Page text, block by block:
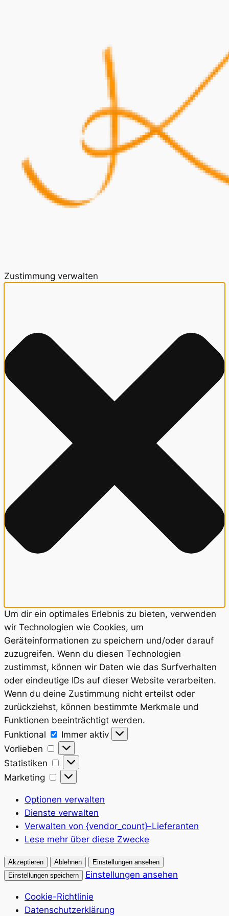
Zustimmung verwalten
Um dir ein optimales Erlebnis zu bieten, verwenden
wir Technologien wie Cookies, um
Geräteinformationen zu speichern und/oder darauf
zuzugreifen. Wenn du diesen Technologien
zustimmst, können wir Daten wie das Surfverhalten
oder eindeutige IDs auf dieser Website verarbeiten.
Wenn du deine Zustimmung nicht erteilst oder
zurückziehst, können bestimmte Merkmale und
Funktionen beeinträchtigt werden.
Funktional
Funktional
Immer aktiv
Vorlieben
Vorlieben
Statistiken
Statistiken
Marketing
Marketing
Optionen verwalten
Dienste verwalten
Verwalten von {vendor_count}-Lieferanten
Lese mehr über diese Zwecke
Akzeptieren Ablehnen
Einstellungen ansehen
Einstellungen speichern
Einstellungen ansehen
Cookie-Richtlinie
Datenschutzerklärung